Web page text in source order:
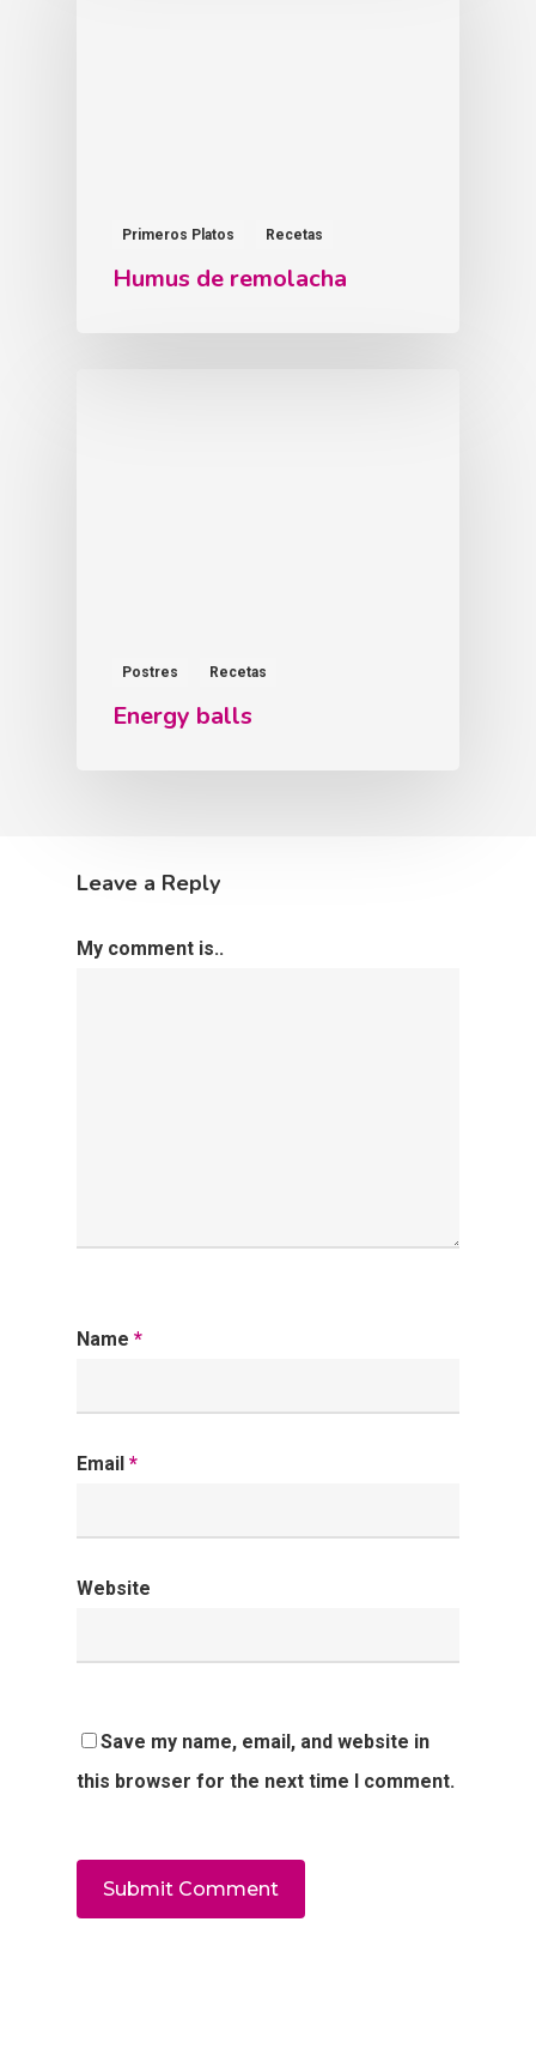
Primeros Platos Recetas
Humus de remolacha
Postres Recetas
Energy balls
Leave a Reply
My comment is..
Name *
Email *
Website
Save my name, email, and website in
this browser for the next time I comment.